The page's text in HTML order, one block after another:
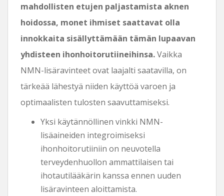
mahdollisten etujen paljastamista aknen
hoidossa, monet ihmiset saattavat olla
innokkaita sisällyttämään tämän lupaavan
yhdisteen ihonhoitorutiineihinsa.Vaikka
NMN-lisäravinteet ovat laajalti saatavilla, on
tärkeää lähestyä niiden käyttöä varoen ja
optimaalisten tulosten saavuttamiseksi.
Yksi käytännöllinen vinkki NMN-
lisäaineiden integroimiseksi
ihonhoitorutiiniin on neuvotella
terveydenhuollon ammattilaisen tai
ihotautilääkärin kanssa ennen uuden
lisäravinteen aloittamista.